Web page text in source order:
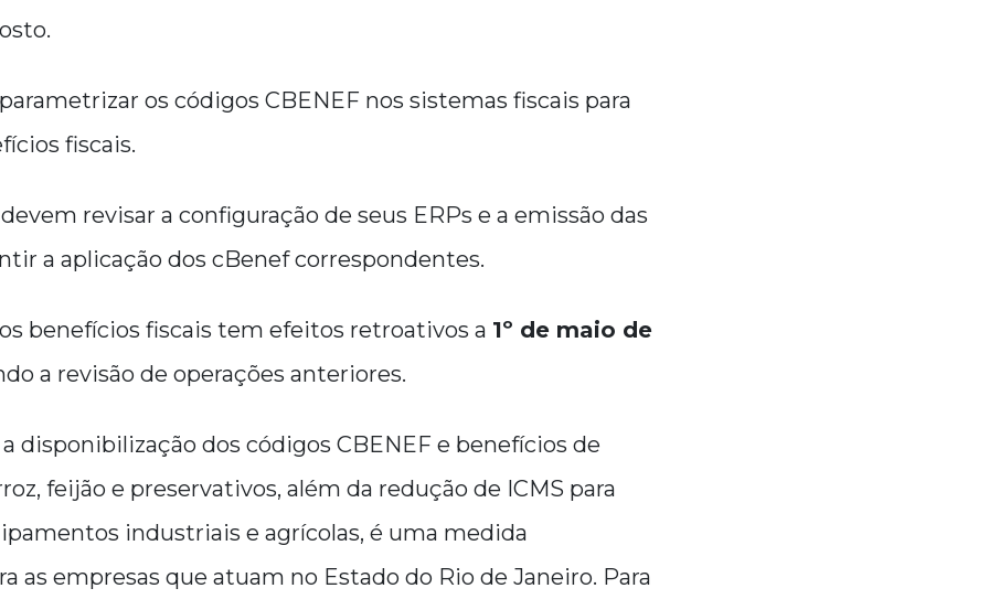
os códigos CBENEF nos sistemas fiscais para
fiscais.
revisar a configuração de seus ERPs e a emissão das
a aplicação dos cBenef correspondentes.
benefícios fiscais tem efeitos retroativos a 1º de maio de
a revisão de operações anteriores.
disponibilização dos códigos CBENEF e benefícios de
feijão e preservativos, além da redução de ICMS para
industriais e agrícolas, é uma medida
as empresas que atuam no Estado do Rio de Janeiro. Para